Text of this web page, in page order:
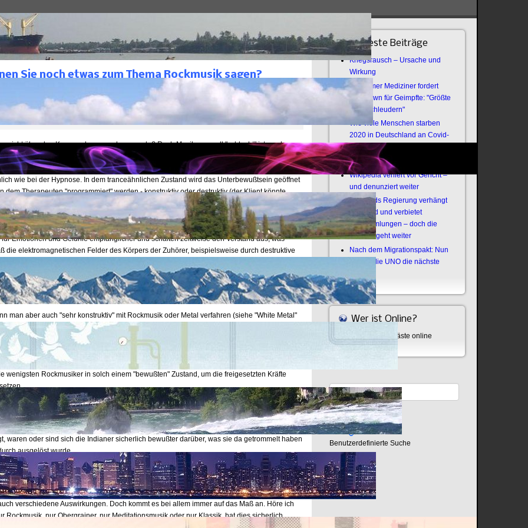
Archive
noch etwas zum Thema Rockmusik sagen?
Sie noch etwas zum Thema Rockmusik sagen?
Geheimgesellschaften 2
27. November 1996
nicht über den Kamm scheren und sagen, daß Rock-Musik generell "schlecht" ist, auch
nichts "Schlechtes" an sich, doch werden durch diese beiden Kraftpotentiale die unteren
menschlichen Energiezentren, angesprochen und können beeinflußt, ja sogar "programmiert"
wie bei der Hypnose. In dem tranceähnlichen Zustand wird das Unterbewußtsein geöffnet
dem Therapeuten "programmiert" werden - konstruktiv oder destruktiv (der Klient könnte
werden, das Rauchen aufzugeben oder auf ein bestimmtes Signal hin jemanden beliebiges
Hypnose wiederum als Technik ist ebenfalls völlig wertfrei. Es ist der Therapeut, der hier die
So ist es auch mit Rock, Metal, Gothic oder Hardcore. Durch bestimmte Rhythmen werden
Emotionen und Gefühle empfänglicher und schalten zeitweise den Verstand aus, was
die elektromagnetischen Felder des Körpers der Zuhörer, beispielsweise durch destruktive
schon den alten Indianerstämmen bekannt waren, kann man Kraftpotentiale im Menschen
wenn vom unbewußten Zuhörer nicht richtig eingesetzt, den Herzrhythmus verändern können
oder andere destruktive Verhaltensweisen ausgelöst werden.
man aber auch "sehr konstruktiv" mit Rockmusik oder Metal verfahren (siehe "White Metal"
Edge-Hardcore"). Durch die Rhythmen können Kraftpotentiale geweckt und auch gelenkt
mit den richtigen Texten, der Ausstrahlung und Einstellung der Musiker kann man die
Zuhörer auch in eine Kraft umsetzen, die dem einzelnen helfen kann, sich aus
Lebenssituationen zu befreien. Bewußt angewandt könnte damit viel "Gutes" getan werden.
wenigsten Rockmusiker in solch einem "bewußten" Zustand, um die freigesetzten Kräfte
hatten nordamerikanische Indianerstämme gleiche Rhythmen "bewußt" benutzt, um
einen Gefangenen durch die Beschleunigung des Herzrhythmus zu töten, andererseits die
für sakrale Tänze oder heilende Rituale in der Schwitzhütte verwendet. Doch wie
waren oder sind sich die Indianer sicherlich bewußter darüber, was sie da getrommelt haben
ausgelöst wurde.
spirituellen Ausbildung hatten wir viele Experimente durchgeführt. Beispielsweise
Musikarten vorgespielt und die Auren, die Energiefelder der Testpersonen durch hellsichtige
Auraleser beobachten lassen. Und bei jedem Menschen haben die verschiedensten
verschiedene Auswirkungen. Doch kommt es bei allem immer auf das Maß an. Höre ich
Rockmusik, nur Obergrainer, nur Meditationsmusik oder nur Klassik, hat dies sicherlich
Neueste Beiträge
Kriegsrausch – Ursache und
Wirkung
Bochumer Mediziner fordert
Lockdown für Geimpfte: "Größte
Virenschleudern"
Wie viele Menschen starben
2020 in Deutschland an Covid-
19?
Offener Brief an die Armee
Wikipedia verliert vor Gericht –
und denunziert weiter
Thailands Regierung verhängt
Notstand und verbietet
Versammlungen – doch die
Revolte geht weiter
Nach dem Migrationspakt: Nun
zündet die UNO die nächste
Wer ist Online?
Aktuell sind 394 Gäste online
Benutzerdefinierte Suche